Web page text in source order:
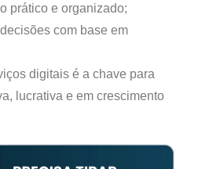
prático e organizado;
com base em
digitais é a chave para
lucrativa e em crescimento